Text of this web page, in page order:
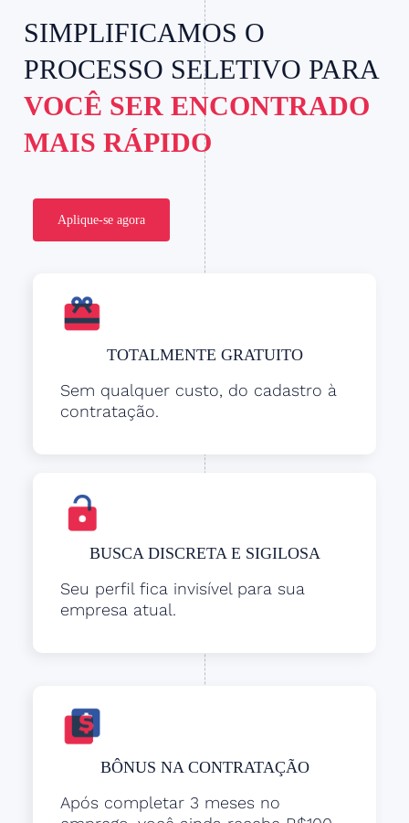
SIMPLIFICAMOS O
PROCESSO SELETIVO PARA
VOCÊ SER ENCONTRADO
MAIS RÁPIDO
Aplique-se agora
TOTALMENTE GRATUITO
Sem qualquer custo, do cadastro à
contratação.
BUSCA DISCRETA E SIGILOSA
Seu perfil fica invisível para sua
empresa atual.
BÔNUS NA CONTRATAÇÃO
Após completar 3 meses no